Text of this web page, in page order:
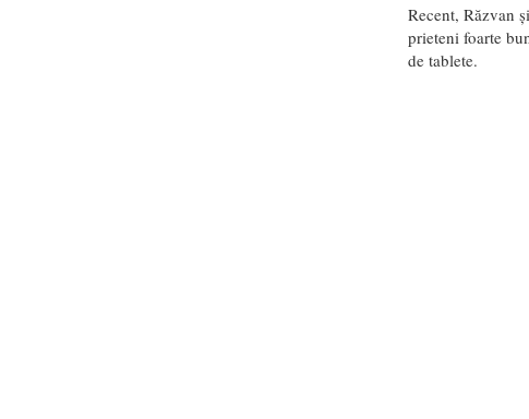
Recent, Răzvan
prieteni foarte
de tablete.